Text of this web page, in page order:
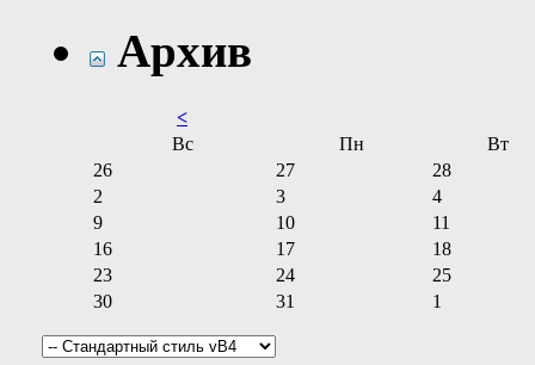
Архив
<
Вс
Пн
Вт
26
27
28
2
3
4
9
10
11
16
17
18
23
24
25
30
31 1